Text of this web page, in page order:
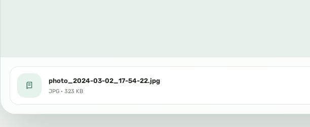
photo_2024-03-02_17-54-22.jpg
JPG · 323 KB